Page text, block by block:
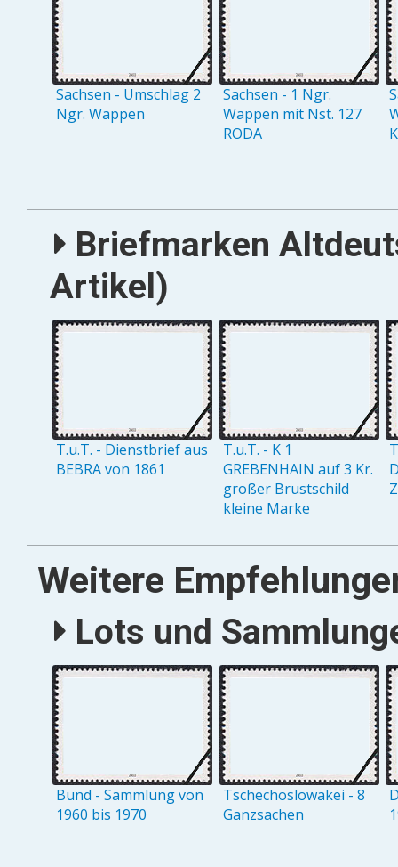
Sachsen - Umschlag 2
Ngr. Wappen
Sachsen - 1 Ngr.
Wappen mit Nst. 127
RODA
Briefmarken
Artikel)
T.u.T. - Dienstbrief aus
BEBRA von 1861
T.u.T. - K 1
GREBENHAIN auf 3 Kr.
großer Brustschild
kleine Marke
Weitere
Lots und
Bund - Sammlung von
1960 bis 1970
Tschechoslowakei - 8
Ganzsachen